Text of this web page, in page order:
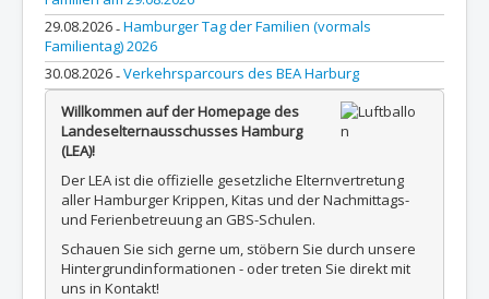
29.08.2026-Hamburger Tag der Familien (vormals
Familientag) 2026
30.08.2026-Verkehrsparcours des BEA Harburg
Willkommen auf der Homepage des
Landeselternausschusses Hamburg
(LEA)!
Der LEA ist die offizielle gesetzliche Elternvertretung
aller Hamburger Krippen, Kitas und der Nachmittags-
und Ferienbetreuung an GBS-Schulen.
Schauen Sie sich gerne um, stöbern Sie durch unsere
Hintergrundinformationen - oder treten Sie direkt mit
uns in Kontakt!